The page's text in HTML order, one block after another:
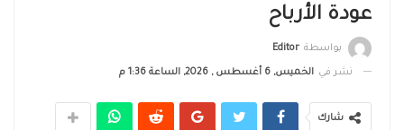
عودة الأرباح
بواسطة Editor
نشر في الخميس, 6 أغسطس , 2026, الساعة 1:36 م
شارك